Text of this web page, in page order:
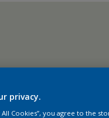
privacy.
All Cookies”, you agree to the